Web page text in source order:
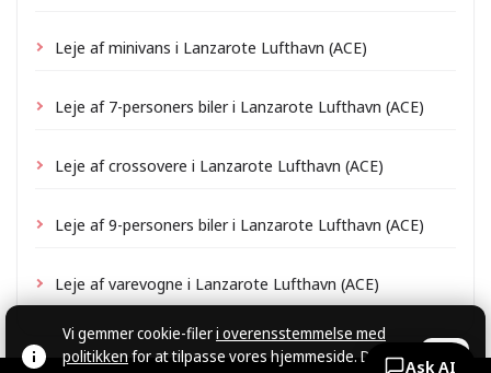
Leje af minivans i Lanzarote Lufthavn (ACE)
Leje af 7-personers biler i Lanzarote Lufthavn (ACE)
Leje af crossovere i Lanzarote Lufthavn (ACE)
Leje af 9-personers biler i Lanzarote Lufthavn (ACE)
Leje af varevogne i Lanzarote Lufthavn (ACE)
Vi gemmer cookie-fileri overensstemmelse med
politikken for at tilpasse vores hjemmeside. Du
Ask AI